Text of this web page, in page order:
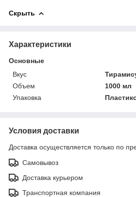
Скрыть
Характеристики
Основные
Вкус
Объем
1000 мл
Упаковка
Условия доставки
Доставка осуществляется только по
Самовывоз
Доставка курьером
Транспортная компания